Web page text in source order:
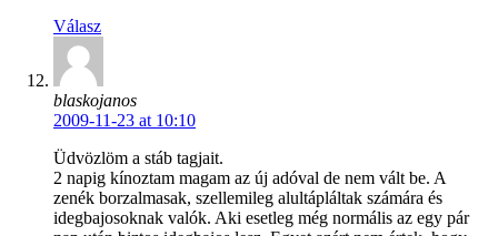
Válasz
blaskojanos
2009-11-23 at 10:10
Üdvözlöm a stáb tagjait.
2 napig kínoztam magam az új adóval de nem vált be. A
zenék borzalmasak, szellemileg alultápláltak számára és
idegbajosoknak valók. Aki esetleg még normális az egy pár